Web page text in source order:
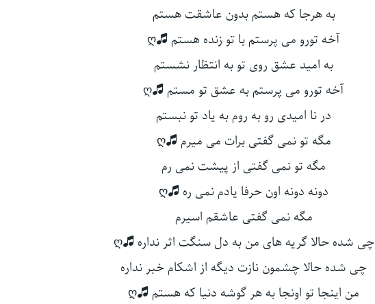
به هرجا که هستم بدون عاشقت هستم
آخه تورو می پرستم با تو زنده هستم 🎜ღ
به امید عشق روی تو به انتظار نشستم
آخه تورو می پرستم به عشق تو مستم 🎜ღ
در نا امیدی رو به روم به یاد تو نبستم
مگه تو نمی گفتی برات می میرم 🎜ღ
مگه تو نمی گفتی از پیشت نمی رم
دونه دونه اون حرفا یادم نمی ره 🎜ღ
مگه نمی گفتی عاشقم اسیرم
چی شده حالا گریه های من به دل سنگت اثر نداره 🎜ღ
چی شده حالا چشمون نازت دیگه از اشکام خبر نداره
من اینجا تو اونجا به هر گوشه دنیا که هستم 🎜ღ